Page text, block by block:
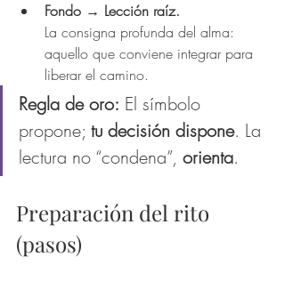
Fondo → Lección raíz.
La consigna profunda del alma:
aquello que conviene integrar para
liberar el camino.
Regla de oro: El símbolo
propone; tu decisión dispone. La
lectura no “condena”, orienta.
Preparación del rito
(pasos)